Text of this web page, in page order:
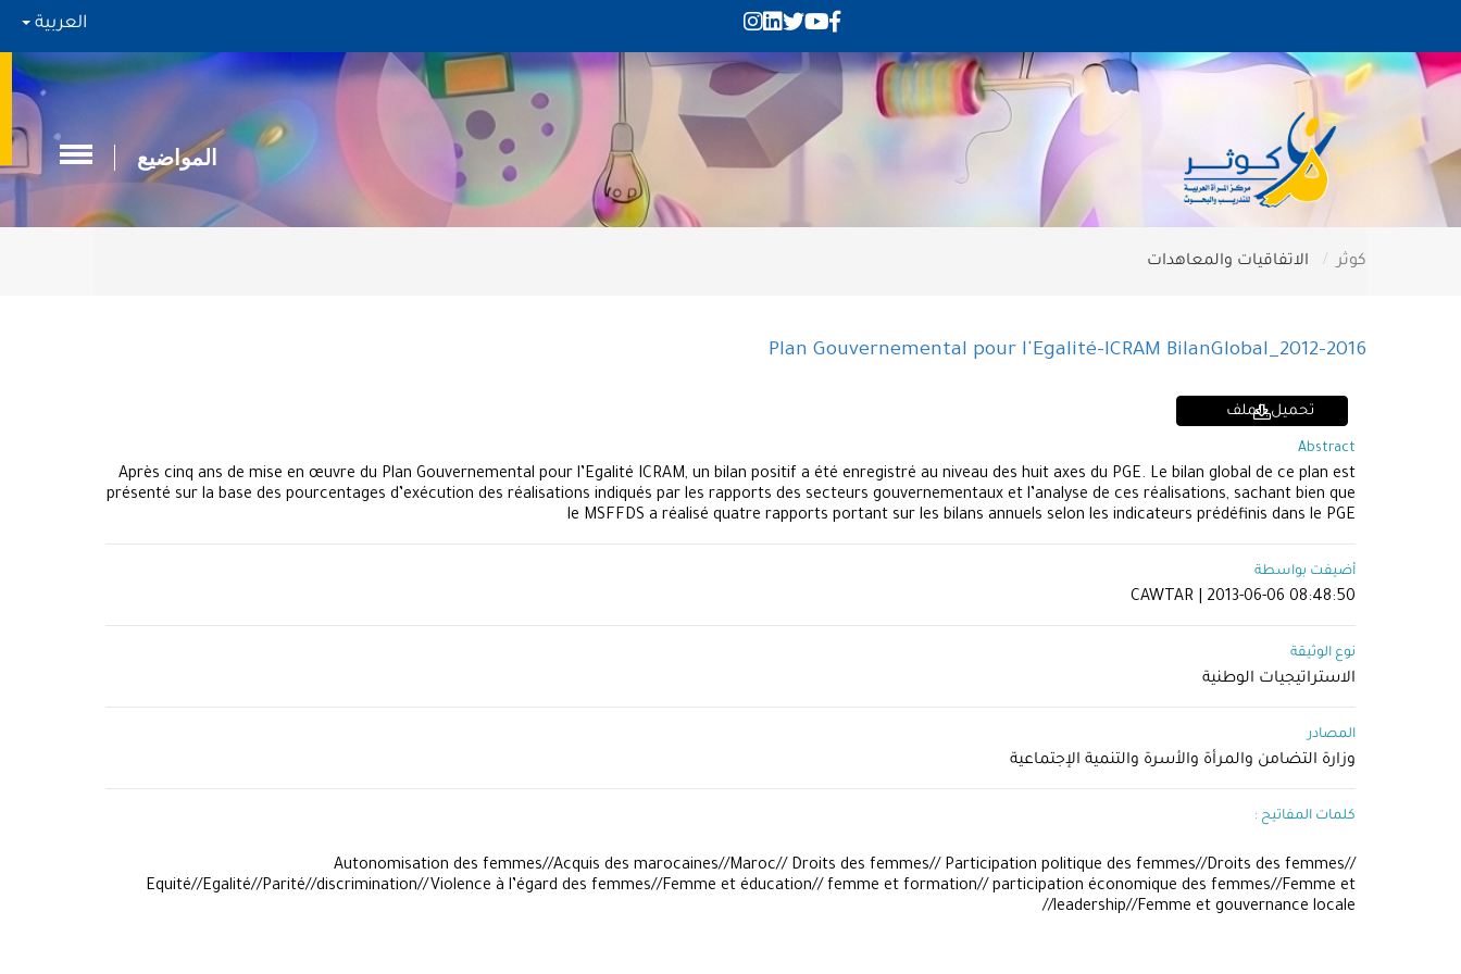
العربية
المواضيع
كوثر الاتفاقيات والمعاهدات
Plan Gouvernemental pour l'Egalité-ICRAM BilanGlobal_2012-2016
تحميل الملف
Abstract
Après cinq ans de mise en œuvre du Plan Gouvernemental pour l’Egalité ICRAM, un bilan positif a été enregistré au niveau des huit axes du PGE. Le bilan global de ce plan est
présenté sur la base des pourcentages d’exécution des réalisations indiqués par les rapports des secteurs gouvernementaux et l’analyse de ces réalisations, sachant bien que
le MSFFDS a réalisé quatre rapports portant sur les bilans annuels selon les indicateurs prédéfinis dans le PGE
أضيفت بواسطة
CAWTAR | 2013-06-06 08:48:50
نوع الوثيقة
الاستراتيجيات الوطنية
المصادر
وزارة التضامن والمرأة والأسرة والتنمية الإجتماعية
كلمات المفاتيح :
Autonomisation des femmes//Acquis des marocaines//Maroc// Droits des femmes// Participation politique des femmes//Droits des femmes//
Equité//Egalité//Parité//discrimination//Violence à l’égard des femmes//Femme et éducation// femme et formation// participation économique des femmes//Femme et
leadership//Femme et gouvernance locale//